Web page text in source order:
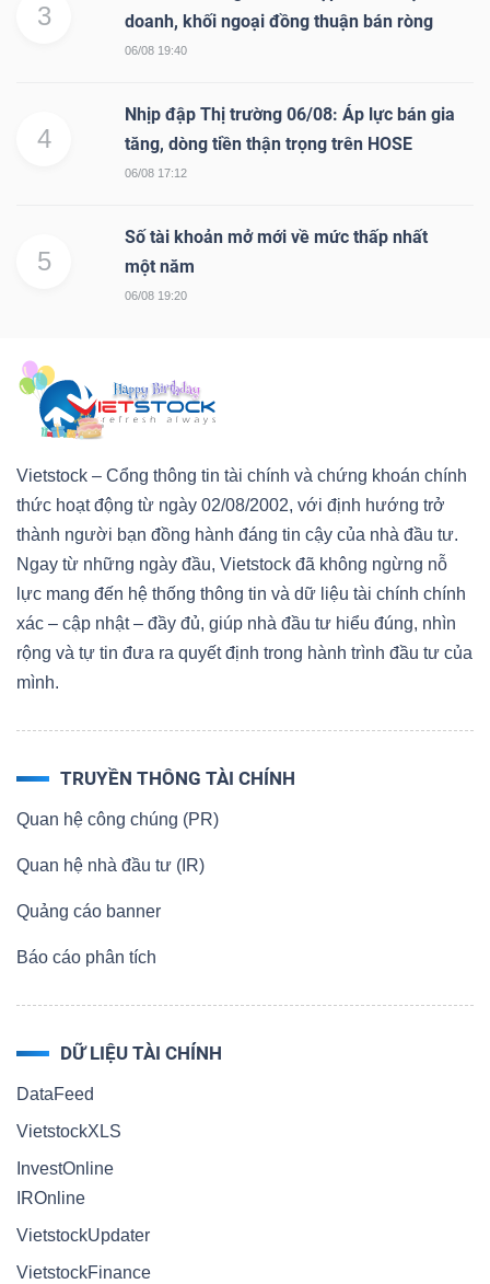
3
doanh, khối ngoại đồng thuận bán ròng
06/08 19:40
4
Nhịp đập Thị trường 06/08: Áp lực bán gia
tăng, dòng tiền thận trọng trên HOSE
06/08 17:12
5
Số tài khoản mở mới về mức thấp nhất
một năm
06/08 19:20
Vietstock – Cổng thông tin tài chính và chứng khoán chính
thức hoạt động từ ngày 02/08/2002, với định hướng trở
thành người bạn đồng hành đáng tin cậy của nhà đầu tư.
Ngay từ những ngày đầu, Vietstock đã không ngừng nỗ
lực mang đến hệ thống thông tin và dữ liệu tài chính chính
xác – cập nhật – đầy đủ, giúp nhà đầu tư hiểu đúng, nhìn
rộng và tự tin đưa ra quyết định trong hành trình đầu tư của
mình.
TRUYỀN THÔNG TÀI CHÍNH
Quan hệ công chúng (PR)
Quan hệ nhà đầu tư (IR)
Quảng cáo banner
Báo cáo phân tích
DỮ LIỆU TÀI CHÍNH
DataFeed
VietstockXLS
InvestOnline
IROnline
VietstockUpdater
VietstockFinance